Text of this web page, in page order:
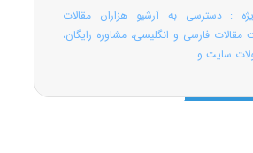
: دسترسی به آرشیو هزاران مقالات
فارسی و انگلیسی، مشاوره رایگان،
سایت و ...